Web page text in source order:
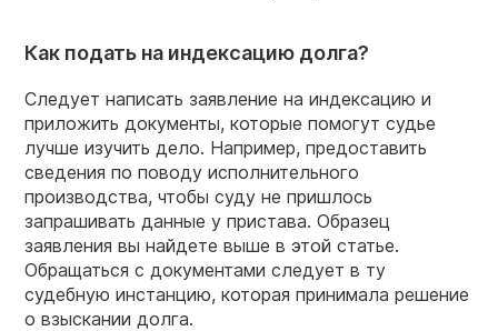
Как подать на индексацию долга?
Следует написать заявление на индексацию и
приложить документы, которые помогут судье
лучше изучить дело. Например, предоставить
сведения по поводу исполнительного
производства, чтобы суду не пришлось
запрашивать данные у пристава. Образец
заявления вы найдете выше в этой статье.
Обращаться с документами следует в ту
судебную инстанцию, которая принимала решение
о взыскании долга.